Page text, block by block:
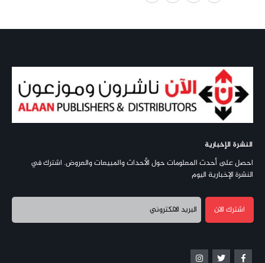
النشرة الإخبارية
احصل على أحدث المعلومات حول الأحداث والمبيعات والعروض. اشترك في
النشرة الإخبارية اليوم